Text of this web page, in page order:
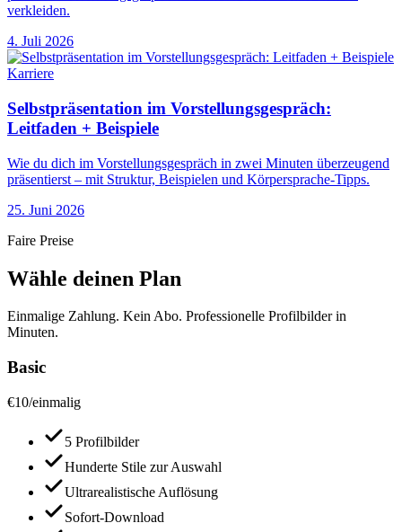
verkleiden.
4. Juli 2026
Karriere
Selbstpräsentation im Vorstellungsgespräch:
Leitfaden + Beispiele
Wie du dich im Vorstellungsgespräch in zwei Minuten überzeugend
präsentierst – mit Struktur, Beispielen und Körpersprache-Tipps.
25. Juni 2026
Faire Preise
Wähle deinen Plan
Einmalige Zahlung. Kein Abo. Professionelle Profilbilder in
Minuten.
Basic
€10/einmalig
5 Profilbilder
Hunderte Stile zur Auswahl
Ultrarealistische Auflösung
Sofort-Download